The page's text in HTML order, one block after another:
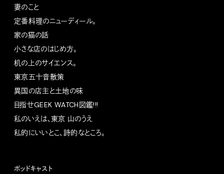
妻のこと
定番料理のニューディール。
家の猫の話
小さな店のはじめ方。
机の上のサイエンス。
東京五十音散策
異国の店主と土地の味
目指せGEEK WATCH図鑑!!!
私のいえは、東京 山のうえ
私的にいいとこ、詩的なところ。
ポッドキャスト